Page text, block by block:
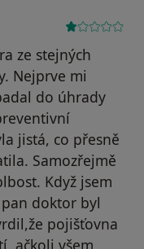
ze stejných
Nejprve mi
do úhrady
jistá, co přesně
Samozřejmě
Když jsem
doktor byl
pojišťovna